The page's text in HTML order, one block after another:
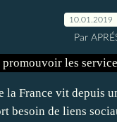
10.01.2019
Par
la France vit depuis
besoin de liens